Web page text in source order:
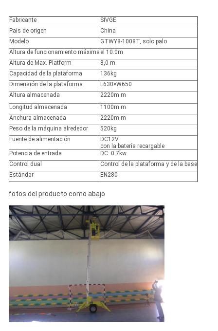
Fabricante
SIVGE
País de origen
China
Modelo
GTWY8-1008T, solo palo
Altura de funcionamiento máxima el 10.0m
Altura de Max. Platform
8,0 m
Capacidad de la plataforma
136kg
Dimensión de la plataforma
L630×W650
Altura almacenada
2220m m
Longitud almacenada
1100m m
Anchura almacenada
2220m m
Peso de la máquina alrededor
520kg
Fuente de alimentación
DC12V
con la batería recargable
Potencia de entrada
DC: 0.7kw
Control dual
Control de la plataforma y de la base
Estándar
EN280
fotos del producto como abajo